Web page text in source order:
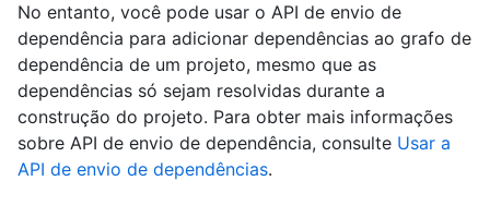
No entanto, você pode usar o API de envio de
dependência para adicionar dependências ao grafo de
dependência de um projeto, mesmo que as
dependências só sejam resolvidas durante a
construção do projeto. Para obter mais informações
sobre API de envio de dependência, consulte Usar a
API de envio de dependências.